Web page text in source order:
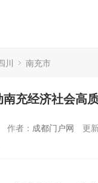
川 南充市
充经济社会高
作者： 成都门户网
更